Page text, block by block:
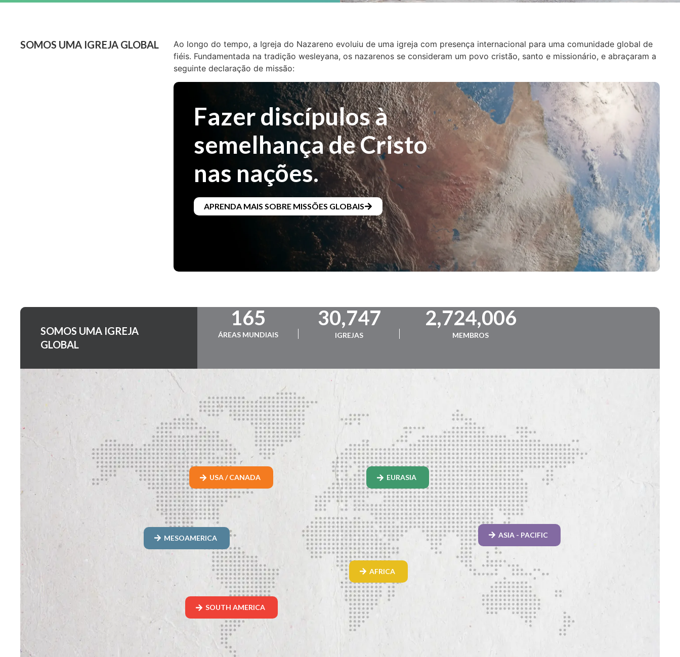
SOMOS UMA IGREJA GLOBAL
Ao longo do tempo, a Igreja do Nazareno evoluiu de uma igreja com presença internacional para uma comunidade global de
fiéis. Fundamentada na tradição wesleyana, os nazarenos se consideram um povo cristão, santo e missionário, e abraçaram a
seguinte declaração de missão:
Fazer discípulos à
semelhança de Cristo
nas nações.
APRENDA MAIS SOBRE MISSÕES GLOBAIS
SOMOS UMA IGREJA
GLOBAL
165
ÁREAS MUNDIAIS
30,747
IGREJAS
2,724,006
MEMBROS
USA / CANADA
MESOAMERICA
SOUTH AMERICA
EURASIA
AFRICA
ASIA - PACIFIC